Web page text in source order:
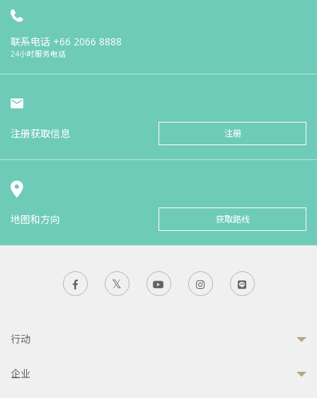
联系电话 +66 2066 8888
24小时服务电话
注册获取信息 注册
地图和方向 获取路线
行动
企业